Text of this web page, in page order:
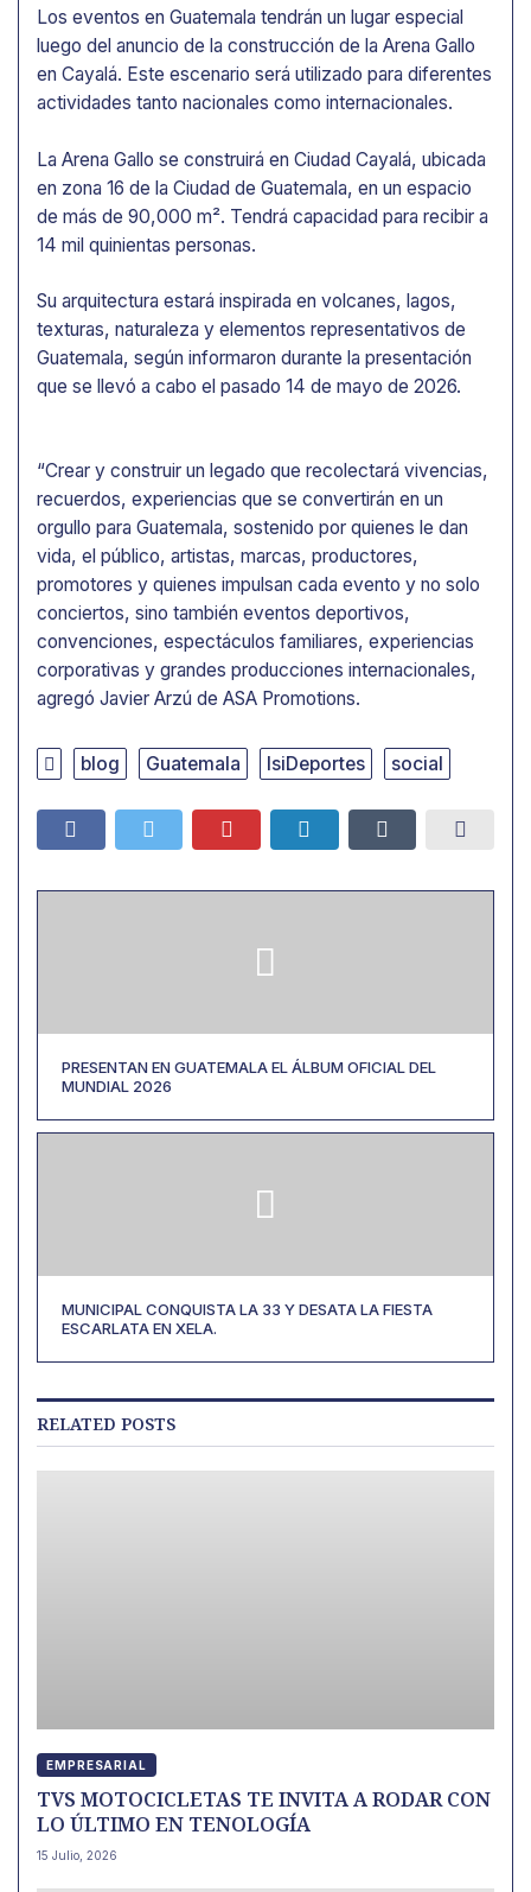
Los eventos en Guatemala tendrán un lugar especial
luego del anuncio de la construcción de la Arena Gallo
en Cayalá. Este escenario será utilizado para diferentes
actividades tanto nacionales como internacionales.
La Arena Gallo se construirá en Ciudad Cayalá, ubicada
en zona 16 de la Ciudad de Guatemala, en un espacio
de más de 90,000 m². Tendrá capacidad para recibir a
14 mil quinientas personas.
Su arquitectura estará inspirada en volcanes, lagos,
texturas, naturaleza y elementos representativos de
Guatemala, según informaron durante la presentación
que se llevó a cabo el pasado 14 de mayo de 2026.
“Crear y construir un legado que recolectará vivencias,
recuerdos, experiencias que se convertirán en un
orgullo para Guatemala, sostenido por quienes le dan
vida, el público, artistas, marcas, productores,
promotores y quienes impulsan cada evento y no solo
conciertos, sino también eventos deportivos,
convenciones, espectáculos familiares, experiencias
corporativas y grandes producciones internacionales,
agregó Javier Arzú de ASA Promotions.
blog Guatemala IsiDeportes social
PRESENTAN EN GUATEMALA EL ÁLBUM OFICIAL DEL
MUNDIAL 2026
MUNICIPAL CONQUISTA LA 33 Y DESATA LA FIESTA
ESCARLATA EN XELA.
RELATED POSTS
EMPRESARIAL
TVS MOTOCICLETAS TE INVITA A RODAR CON
LO ÚLTIMO EN TENOLOGÍA
15 Julio, 2026